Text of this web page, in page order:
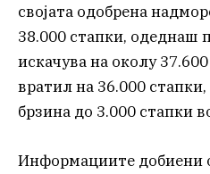
својата одобрена
38.000 стапки, одеднаш
искачува на околу
вратил на 36.000 стапки,
брзина до 3.000 стапки
Информациите добиени